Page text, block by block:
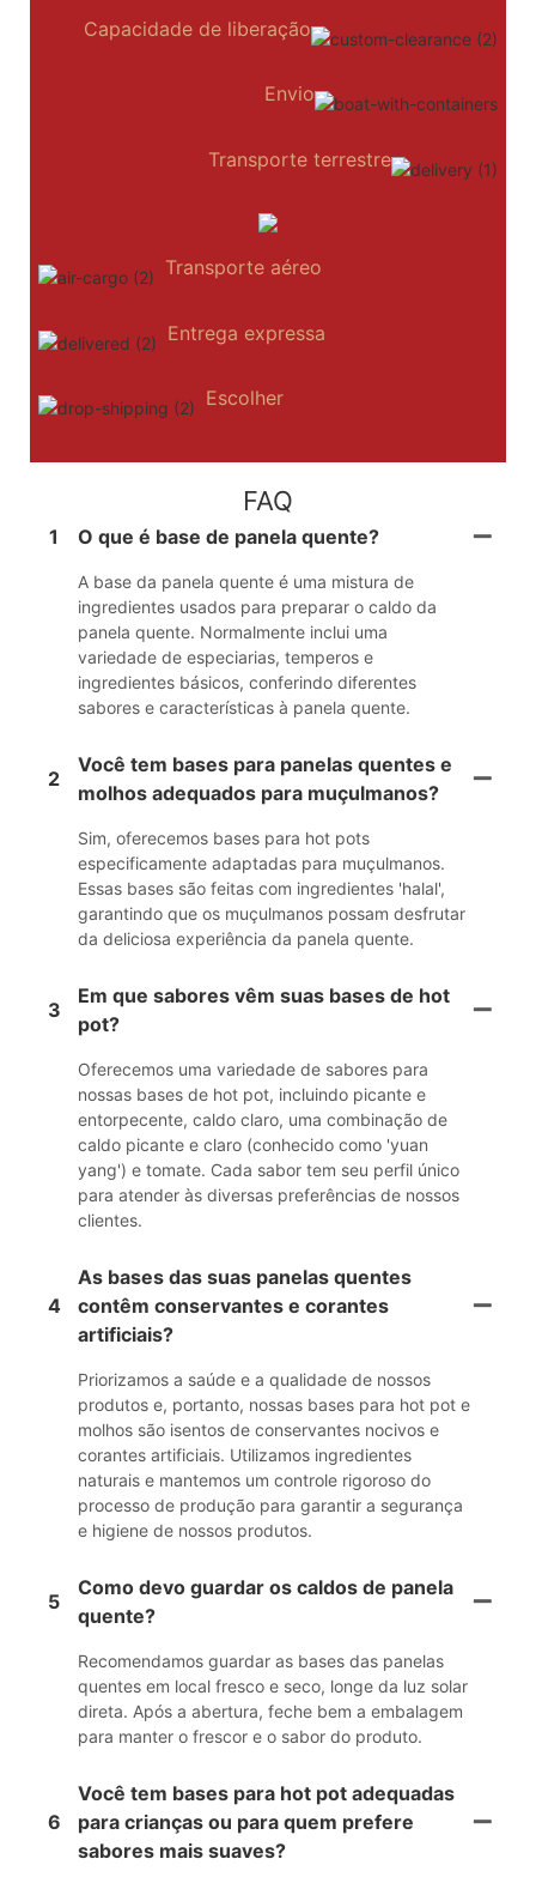
Capacidade de liberação
Envio
Transporte terrestre
Transporte aéreo
Entrega expressa
Escolher
FAQ
1 O que é base de panela quente?
A base da panela quente é uma mistura de
ingredientes usados ​​para preparar o caldo da
panela quente. Normalmente inclui uma
variedade de especiarias, temperos e
ingredientes básicos, conferindo diferentes
sabores e características à panela quente.
2
Você tem bases para panelas quentes e
molhos adequados para muçulmanos?
Sim, oferecemos bases para hot pots
especificamente adaptadas para muçulmanos.
Essas bases são feitas com ingredientes 'halal',
garantindo que os muçulmanos possam desfrutar
da deliciosa experiência da panela quente.
3
Em que sabores vêm suas bases de hot
pot?
Oferecemos uma variedade de sabores para
nossas bases de hot pot, incluindo picante e
entorpecente, caldo claro, uma combinação de
caldo picante e claro (conhecido como 'yuan
yang') e tomate. Cada sabor tem seu perfil único
para atender às diversas preferências de nossos
clientes.
4
As bases das suas panelas quentes
contêm conservantes e corantes
artificiais?
Priorizamos a saúde e a qualidade de nossos
produtos e, portanto, nossas bases para hot pot e
molhos são isentos de conservantes nocivos e
corantes artificiais. Utilizamos ingredientes
naturais e mantemos um controle rigoroso do
processo de produção para garantir a segurança
e higiene de nossos produtos.
5
Como devo guardar os caldos de panela
quente?
Recomendamos guardar as bases das panelas
quentes em local fresco e seco, longe da luz solar
direta. Após a abertura, feche bem a embalagem
para manter o frescor e o sabor do produto.
6
Você tem bases para hot pot adequadas
para crianças ou para quem prefere
sabores mais suaves?